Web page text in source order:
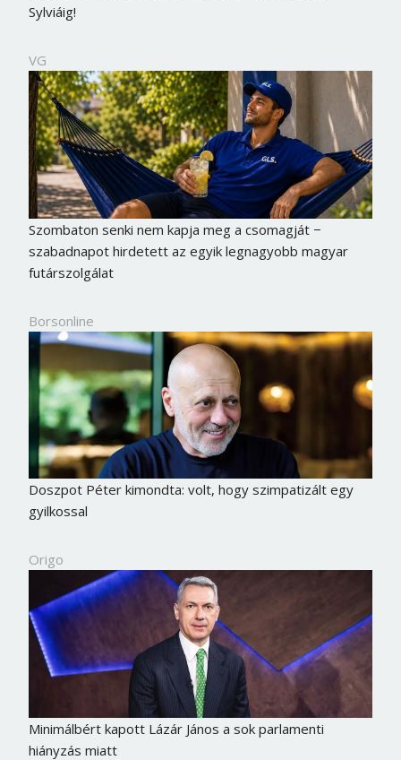
Sylviáig!
VG
Szombaton senki nem kapja meg a csomagját −
szabadnapot hirdetett az egyik legnagyobb magyar
futárszolgálat
Borsonline
Doszpot Péter kimondta: volt, hogy szimpatizált egy
gyilkossal
Origo
Minimálbért kapott Lázár János a sok parlamenti
hiányzás miatt